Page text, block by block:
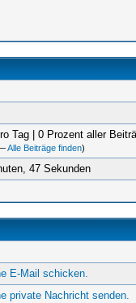
Tag | 0 Prozent aller
Alle Beiträge finden)
47 Sekunden
E-Mail schicken.
private Nachricht senden.